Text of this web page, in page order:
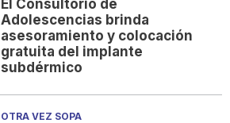
El Consultorio de
Adolescencias brinda
asesoramiento y colocación
gratuita del implante
subdérmico
OTRA VEZ SOPA